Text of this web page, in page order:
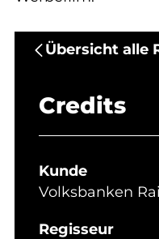
Übersicht alle
Credits
Kunde
Volksbanken
Regisseur